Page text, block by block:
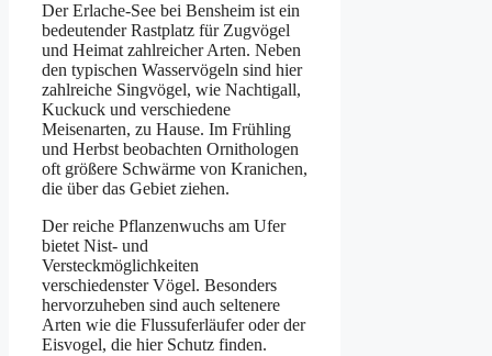
Der Erlache-See bei Bensheim ist ein
bedeutender Rastplatz für Zugvögel
und Heimat zahlreicher Arten. Neben
den typischen Wasservögeln sind hier
zahlreiche Singvögel, wie Nachtigall,
Kuckuck und verschiedene
Meisenarten, zu Hause. Im Frühling
und Herbst beobachten Ornithologen
oft größere Schwärme von Kranichen,
die über das Gebiet ziehen.
Der reiche Pflanzenwuchs am Ufer
bietet Nist- und
Versteckmöglichkeiten
verschiedenster Vögel. Besonders
hervorzuheben sind auch seltenere
Arten wie die Flussuferläufer oder der
Eisvogel, die hier Schutz finden.